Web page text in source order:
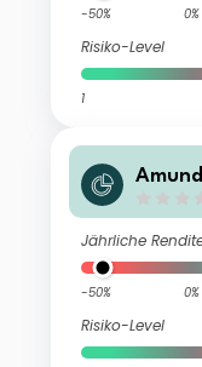
-50% 0%
Risiko-Level
1
Jährliche
-50% 0%
Risiko-Level